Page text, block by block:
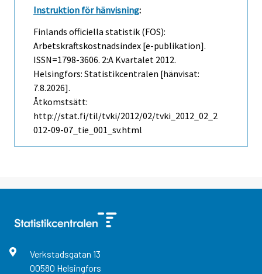
Instruktion för hänvisning:
Finlands officiella statistik (FOS):
Arbetskraftskostnadsindex [e-publikation].
ISSN=1798-3606. 2:a Kvartalet 2012.
Helsingfors: Statistikcentralen [hänvisat:
7.8.2026].
Åtkomstsätt:
http://stat.fi/til/tvki/2012/02/tvki_2012_02_2
012-09-07_tie_001_sv.html
Verkstadsgatan 13
00580 Helsingfors